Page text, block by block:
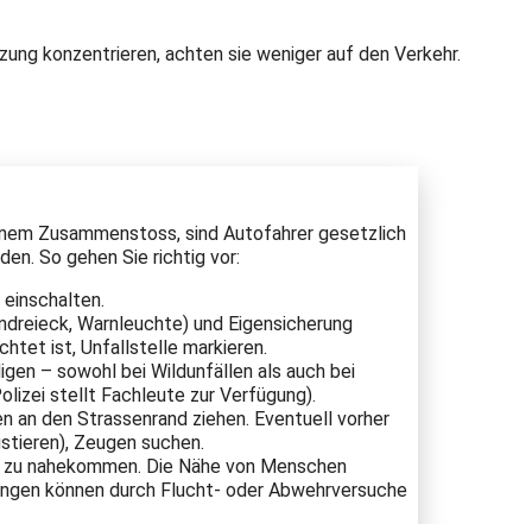
konzentrieren, achten sie weniger auf den Verkehr.
Zusammenstoss, sind Autofahrer gesetzlich
So gehen Sie richtig vor:
einschalten.
Warnleuchte) und Eigensicherung
ist, Unfallstelle markieren.
– sowohl bei Wildunfällen als auch bei
stellt Fachleute zur Verfügung).
an den Strassenrand ziehen. Eventuell vorher
Zeugen suchen.
nahekommen. Die Nähe von Menschen
können durch Flucht- oder Abwehrversuche